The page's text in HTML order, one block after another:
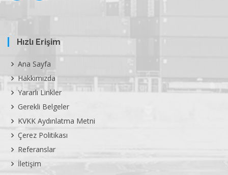
Hızlı Erişim
Ana Sayfa
Hakkımızda
Yararlı Linkler
Gerekli Belgeler
KVKK Aydınlatma Metni
Çerez Politikası
Referanslar
İletişim